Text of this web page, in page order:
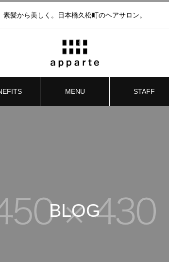
素髪から美しく。日本橋久松町のヘアサロン。
MENU STAFF
BLOG